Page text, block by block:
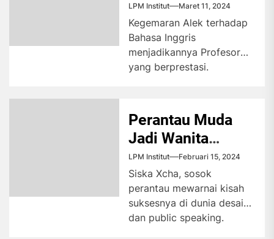
LPM Institut Maret 11, 2024
Kegemaran Alek terhadap
Bahasa Inggris
menjadikannya Profesor
yang berprestasi.
memotivasi pelajar untuk
menguasai bahasa asing.
Alek...
Perantau Muda
Jadi Wanita
Bertalenta
LPM Institut Februari 15, 2024
Siska Xcha, sosok
perantau mewarnai kisah
suksesnya di dunia desain
dan public speaking.